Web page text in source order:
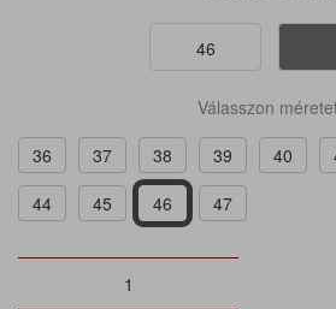
46
Válasszon
36
37 38 39 40
44
45 46 47